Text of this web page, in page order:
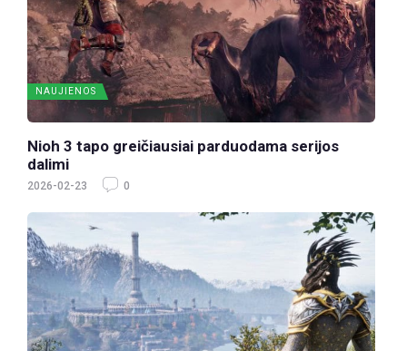
NAUJIENOS
Nioh 3 tapo greičiausiai parduodama serijos
dalimi
2026-02-23 0